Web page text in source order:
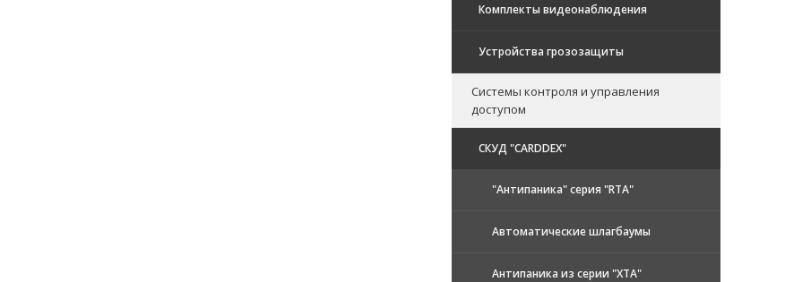
Комплекты видеонаблюдения
Устройства грозозащиты
Системы контроля и управления
доступом
CКУД "CARDDEX"
"Антипаника" серия "RTA"
Автоматические шлагбаумы
Антипаника из серии "XTA"